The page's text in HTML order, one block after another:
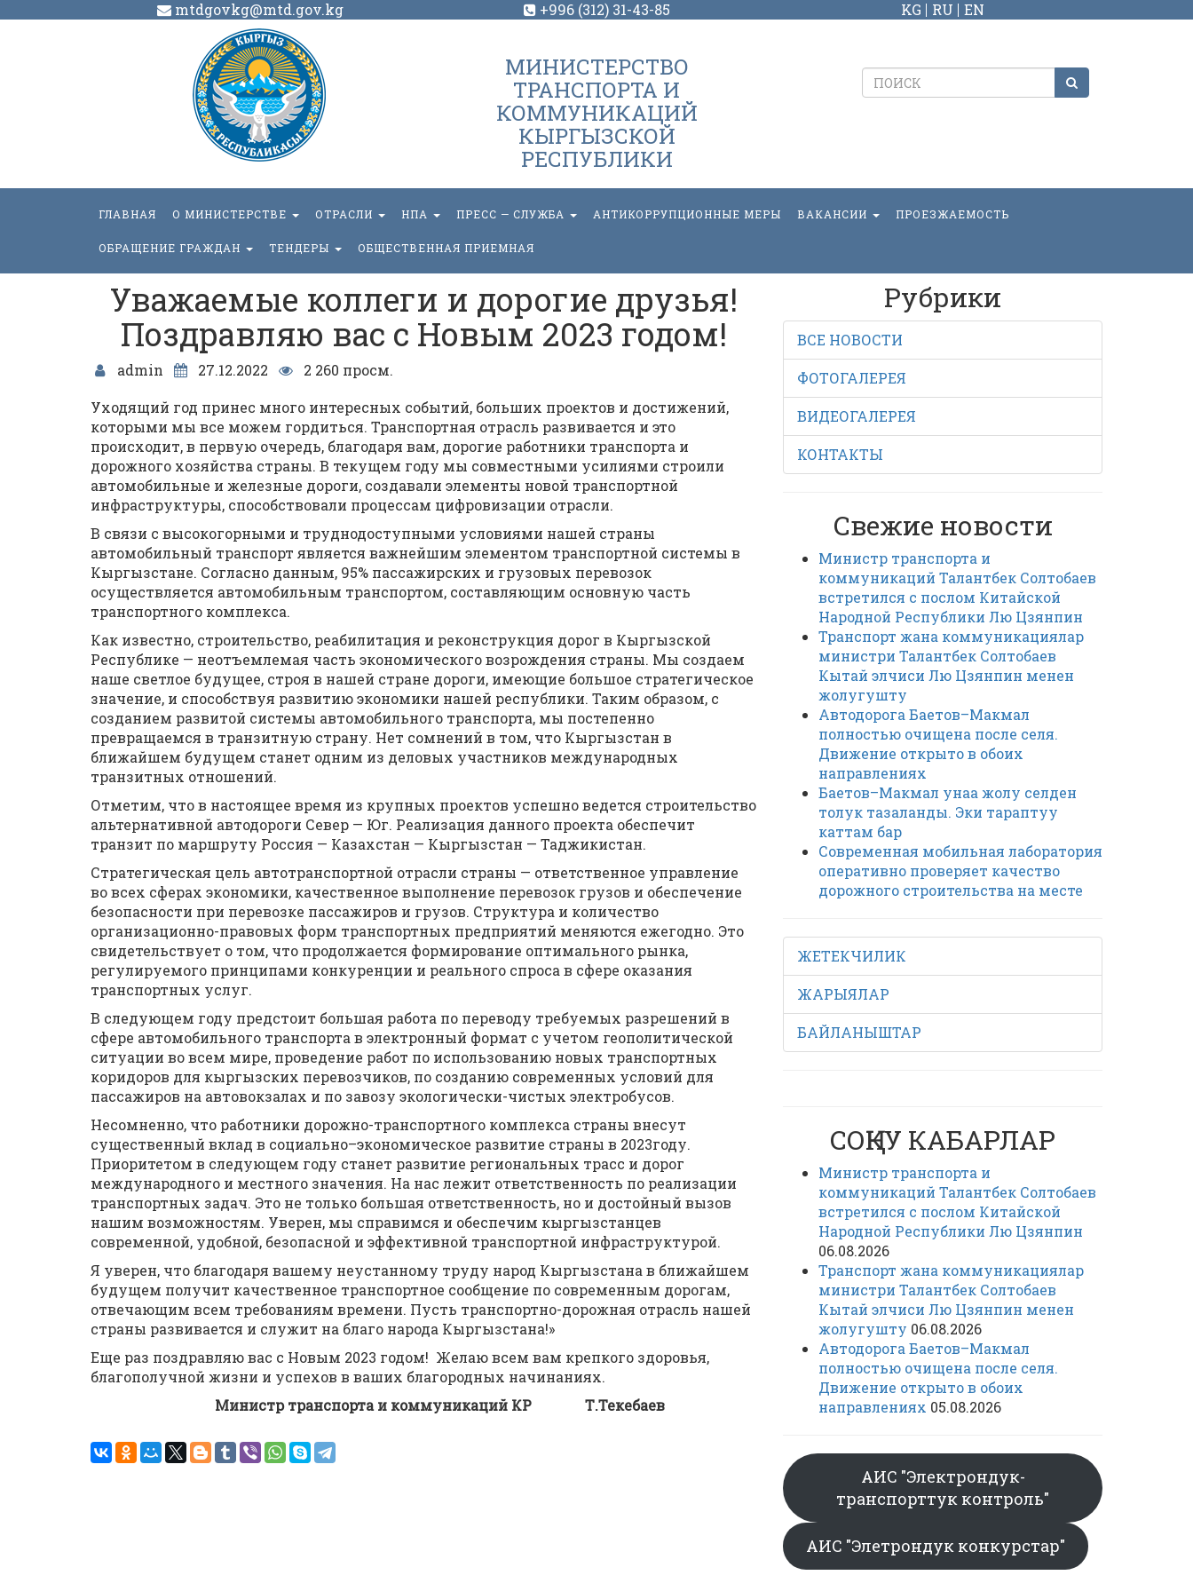
mtdgovkg@mtd.gov.kg +996 (312) 31-43-85 KG RU EN
МИНИСТЕРСТВО
ТРАНСПОРТА И
КОММУНИКАЦИЙ
КЫРГЫЗСКОЙ
РЕСПУБЛИКИ
ГЛАВНАЯ О МИНИСТЕРСТВЕ ОТРАСЛИ НПА ПРЕСС — СЛУЖБА АНТИКОРРУПЦИОННЫЕ МЕРЫ ВАКАНСИИ ПРОЕЗЖАЕМОСТЬ
ОБРАЩЕНИЕ ГРАЖДАН ТЕНДЕРЫ ОБЩЕСТВЕННАЯ ПРИЕМНАЯ
Уважаемые коллеги и дорогие друзья!
Поздравляю вас с Новым 2023 годом!
admin 27.12.2022
2 260 просм.
Уходящий год принес много интересных событий, больших проектов и достижений,
которыми мы все можем гордиться. Транспортная отрасль развивается и это
происходит, в первую очередь, благодаря вам, дорогие работники транспорта и
дорожного хозяйства страны. В текущем году мы совместными усилиями строили
автомобильные и железные дороги, создавали элементы новой транспортной
инфраструктуры, способствовали процессам цифровизации отрасли.
В связи с высокогорными и труднодоступными условиями нашей страны
автомобильный транспорт является важнейшим элементом транспортной системы в
Кыргызстане. Согласно данным, 95% пассажирских и грузовых перевозок
осуществляется автомобильным транспортом, составляющим основную часть
транспортного комплекса.
Как известно, строительство, реабилитация и реконструкция дорог в Кыргызской
Республике — неотъемлемая часть экономического возрождения страны. Мы создаем
наше светлое будущее, строя в нашей стране дороги, имеющие большое стратегическое
значение, и способствуя развитию экономики нашей республики. Таким образом, с
созданием развитой системы автомобильного транспорта, мы постепенно
превращаемся в транзитную страну. Нет сомнений в том, что Кыргызстан в
ближайшем будущем станет одним из деловых участников международных
транзитных отношений.
Отметим, что в настоящее время из крупных проектов успешно ведется строительство
альтернативной автодороги Север — Юг. Реализация данного проекта обеспечит
транзит по маршруту Россия — Казахстан — Кыргызстан — Таджикистан.
Стратегическая цель автотранспортной отрасли страны — ответственное управление
во всех сферах экономики, качественное выполнение перевозок грузов и обеспечение
безопасности при перевозке пассажиров и грузов. Структура и количество
организационно-правовых форм транспортных предприятий меняются ежегодно. Это
свидетельствует о том, что продолжается формирование оптимального рынка,
регулируемого принципами конкуренции и реального спроса в сфере оказания
транспортных услуг.
В следующем году предстоит большая работа по переводу требуемых разрешений в
сфере автомобильного транспорта в электронный формат с учетом геополитической
ситуации во всем мире, проведение работ по использованию новых транспортных
коридоров для кыргызских перевозчиков, по созданию современных условий для
пассажиров на автовокзалах и по завозу экологически-чистых электробусов.
Несомненно, что работники дорожно-транспортного комплекса страны внесут
существенный вклад в социально–экономическое развитие страны в 2023году.
Приоритетом в следующем году станет развитие региональных трасс и дорог
международного и местного значения. На нас лежит ответственность по реализации
транспортных задач. Это не только большая ответственность, но и достойный вызов
нашим возможностям. Уверен, мы справимся и обеспечим кыргызстанцев
современной, удобной, безопасной и эффективной транспортной инфраструктурой.
Я уверен, что благодаря вашему неустанному труду народ Кыргызстана в ближайшем
будущем получит качественное транспортное сообщение по современным дорогам,
отвечающим всем требованиям времени. Пусть транспортно-дорожная отрасль нашей
страны развивается и служит на благо народа Кыргызстана!»
Еще раз поздравляю вас с Новым 2023 годом! Желаю всем вам крепкого здоровья,
благополучной жизни и успехов в ваших благородных начинаниях.
Министр транспорта и коммуникаций КР Т.Текебаев
Рубрики
ВСЕ НОВОСТИ
ФОТОГАЛЕРЕЯ
ВИДЕОГАЛЕРЕЯ
КОНТАКТЫ
Свежие новости
Министр транспорта и
коммуникаций Талантбек Солтобаев
встретился с послом Китайской
Народной Республики Лю Цзянпин
Транспорт жана коммуникациялар
министри Талантбек Солтобаев
Кытай элчиси Лю Цзянпин менен
жолугушту
Автодорога Баетов–Макмал
полностью очищена после селя.
Движение открыто в обоих
направлениях
Баетов–Макмал унаа жолу селден
толук тазаланды. Эки тараптуу
каттам бар
Современная мобильная лаборатория
оперативно проверяет качество
дорожного строительства на месте
ЖЕТЕКЧИЛИК
ЖАРЫЯЛАР
БАЙЛАНЫШТАР
СОҢКУ КАБАРЛАР
Министр транспорта и
коммуникаций Талантбек Солтобаев
встретился с послом Китайской
Народной Республики Лю Цзянпин
06.08.2026
Транспорт жана коммуникациялар
министри Талантбек Солтобаев
Кытай элчиси Лю Цзянпин менен
жолугушту 06.08.2026
Автодорога Баетов–Макмал
полностью очищена после селя.
Движение открыто в обоих
направлениях 05.08.2026
АИС "Электрондук-
транспорттук контроль"
АИС "Элетрондук конкурстар"